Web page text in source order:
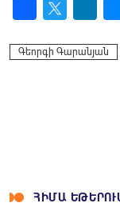
Գեորգի Գարանյան
ՀԻՄԱ